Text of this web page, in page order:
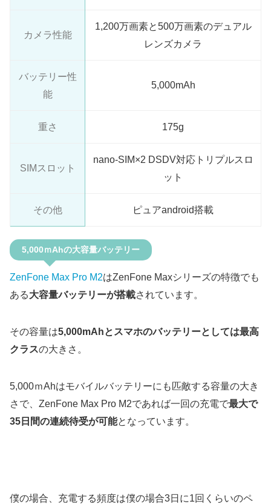
カメラ性能
1,200万画素と500万画素のデュアル
レンズカメラ
バッテリー性
能
5,000mAh
重さ 175g
SIMスロット
nano-SIM×2 DSDV対応トリプルスロ
ット
その他 ピュアandroid搭載
5,000ｍAhの大容量バッテリー
ZenFone Max Pro M2はZenFone Maxシリーズの特徴でも
ある大容量バッテリーが搭載されています。
その容量は5,000mAhとスマホのバッテリーとしては最高
クラスの大きさ。
5,000ｍAhはモバイルバッテリーにも匹敵する容量の大き
さで、ZenFone Max Pro M2であれば一回の充電で最大で
35日間の連続待受が可能となっています。
僕の場合、充電する頻度は僕の場合3日に1回くらいのペ